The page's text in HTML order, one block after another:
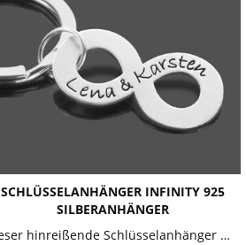
SCHLÜSSELANHÄNGER INFINITY 925
SILBERANHÄNGER
Dieser hinreißende Schlüsselanhänger mit Gravur besteht aus einem sehr schön gearbeiteten Unendlichkeitszeichen, das mit zwei oder mehreren Namen personalisiert werden kann. Details Materialien: 925 Sterling Silber, verlötete Ösen,...